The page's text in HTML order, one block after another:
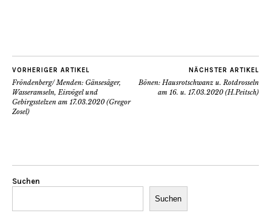
VORHERIGER ARTIKEL
Fröndenberg/ Menden: Gänsesäger,
Wasseramseln, Eisvögel und
Gebirgsstelzen am 17.03.2020 (Gregor
Zosel)
NÄCHSTER ARTIKEL
Bönen: Hausrotschwanz u. Rotdrosseln
am 16. u. 17.03.2020 (H.Peitsch)
Suchen
Suchen